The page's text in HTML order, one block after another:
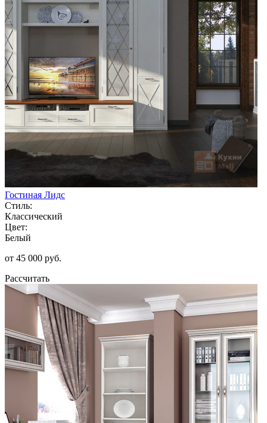
Гостиная Лидс
Стиль:
Классический
Цвет:
Белый
от 45 000 руб.
Рассчитать